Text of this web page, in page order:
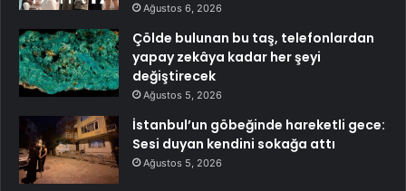
Ağustos 6, 2026
Çölde bulunan bu taş, telefonlardan
yapay zekâya kadar her şeyi
değiştirecek
Ağustos 5, 2026
İstanbul’un göbeğinde hareketli gece:
Sesi duyan kendini sokağa attı
Ağustos 5, 2026